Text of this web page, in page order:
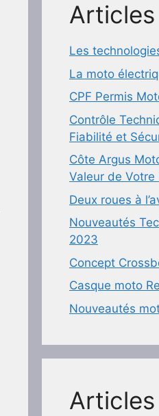
Les
La moto
CPF Permis
Contrôle
Fiabilité et
Côte Argus
Valeur de Votre
Deux roues à
Nouveautés
2023
Concept
Casque moto
Nouveautés